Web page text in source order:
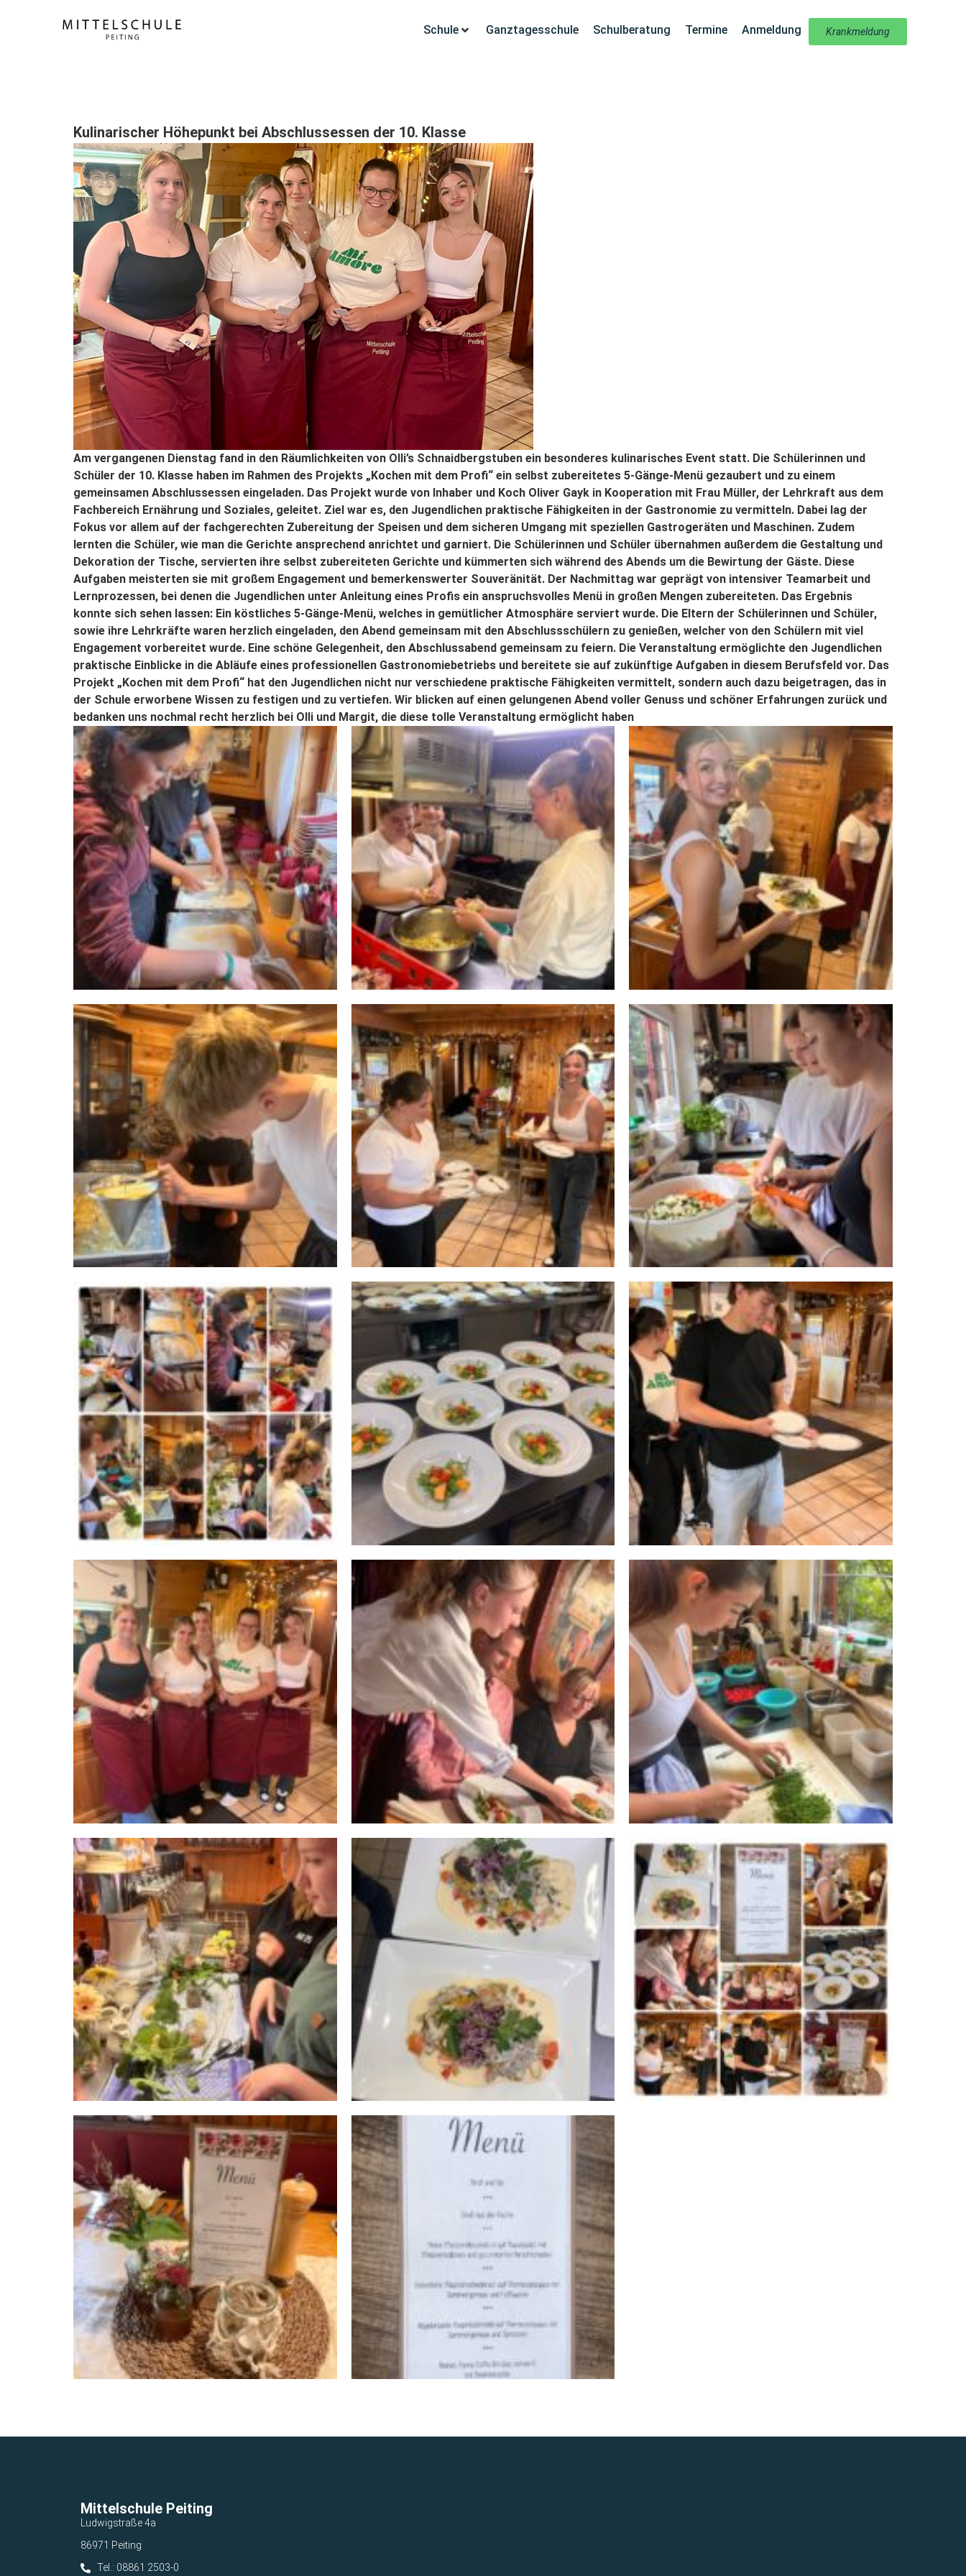
Krankmeldung
Schule Ganztagesschule Schulberatung Termine Anmeldung
Kulinarischer Höhepunkt bei Abschlussessen der 10. Klasse
Am vergangenen Dienstag fand in den Räumlichkeiten von Olli’s Schnaidbergstuben ein besonderes kulinarisches Event statt. Die Schülerinnen und
Schüler der 10. Klasse haben im Rahmen des Projekts „Kochen mit dem Profi“ ein selbst zubereitetes 5-Gänge-Menü gezaubert und zu einem
gemeinsamen Abschlussessen eingeladen. Das Projekt wurde von Inhaber und Koch Oliver Gayk in Kooperation mit Frau Müller, der Lehrkraft aus dem
Fachbereich Ernährung und Soziales, geleitet. Ziel war es, den Jugendlichen praktische Fähigkeiten in der Gastronomie zu vermitteln. Dabei lag der
Fokus vor allem auf der fachgerechten Zubereitung der Speisen und dem sicheren Umgang mit speziellen Gastrogeräten und Maschinen. Zudem
lernten die Schüler, wie man die Gerichte ansprechend anrichtet und garniert. Die Schülerinnen und Schüler übernahmen außerdem die Gestaltung und
Dekoration der Tische, servierten ihre selbst zubereiteten Gerichte und kümmerten sich während des Abends um die Bewirtung der Gäste. Diese
Aufgaben meisterten sie mit großem Engagement und bemerkenswerter Souveränität. Der Nachmittag war geprägt von intensiver Teamarbeit und
Lernprozessen, bei denen die Jugendlichen unter Anleitung eines Profis ein anspruchsvolles Menü in großen Mengen zubereiteten. Das Ergebnis
konnte sich sehen lassen: Ein köstliches 5-Gänge-Menü, welches in gemütlicher Atmosphäre serviert wurde. Die Eltern der Schülerinnen und Schüler,
sowie ihre Lehrkräfte waren herzlich eingeladen, den Abend gemeinsam mit den Abschlussschülern zu genießen, welcher von den Schülern mit viel
Engagement vorbereitet wurde. Eine schöne Gelegenheit, den Abschlussabend gemeinsam zu feiern. Die Veranstaltung ermöglichte den Jugendlichen
praktische Einblicke in die Abläufe eines professionellen Gastronomiebetriebs und bereitete sie auf zukünftige Aufgaben in diesem Berufsfeld vor. Das
Projekt „Kochen mit dem Profi“ hat den Jugendlichen nicht nur verschiedene praktische Fähigkeiten vermittelt, sondern auch dazu beigetragen, das in
der Schule erworbene Wissen zu festigen und zu vertiefen. Wir blicken auf einen gelungenen Abend voller Genuss und schöner Erfahrungen zurück und
bedanken uns nochmal recht herzlich bei Olli und Margit, die diese tolle Veranstaltung ermöglicht haben
Mittelschule Peiting
Ludwigstraße 4a
86971 Peiting
Tel.: 08861 2503-0